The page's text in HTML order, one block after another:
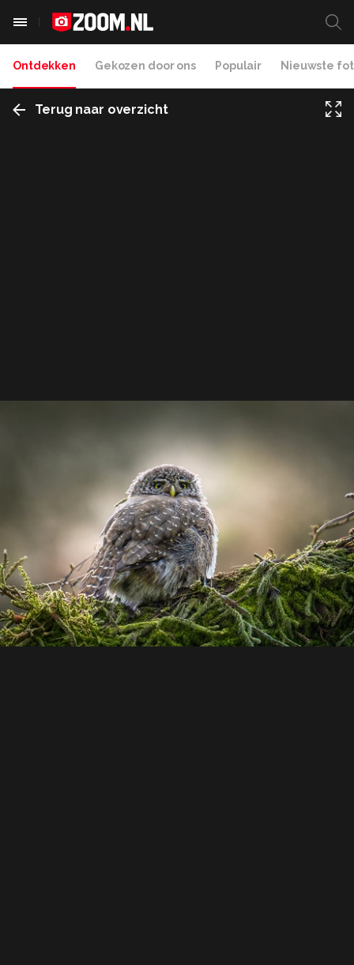
Ontdekken Gekozen door ons Populair Nieuwste
Terug naar overzicht